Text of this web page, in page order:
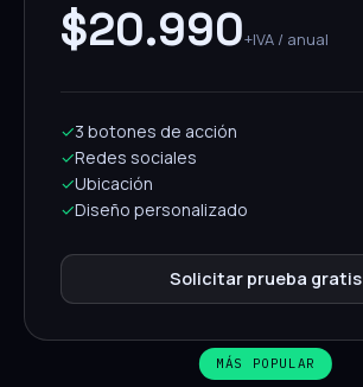
$20.990+IVA / anual
✓3 botones de acción
✓Redes sociales
✓Ubicación
✓Diseño personalizado
Solicitar prueba gratis
MÁS POPULAR